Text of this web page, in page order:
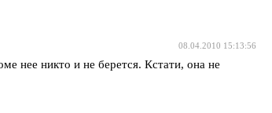
08.04.2010 15:13:56
нее никто и не берется. Кстати, она не